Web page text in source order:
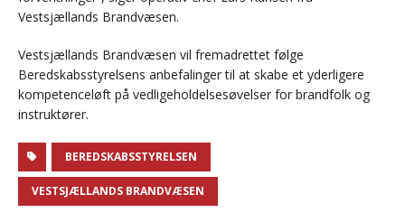
Vestsjællands Brandvæsen.
Vestsjællands Brandvæsen vil fremadrettet følge
Beredskabsstyrelsens anbefalinger til at skabe et yderligere
kompetenceløft på vedligeholdelsesøvelser for brandfolk og
instruktører.
BEREDSKABSSTYRELSEN
VESTSJÆLLANDS BRANDVÆSEN